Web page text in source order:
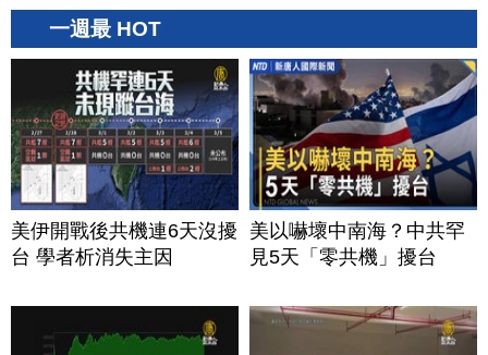
一週最 HOT
美伊開戰後共機連6天沒擾
台 學者析消失主因
美以嚇壞中南海？中共罕
見5天「零共機」擾台